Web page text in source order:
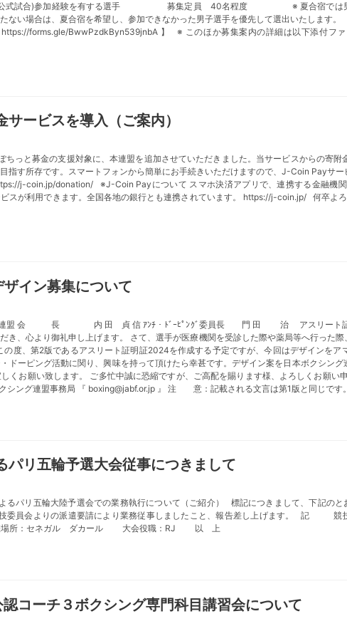
合)参加経験を有する選手 募集定員 40名程度 ※ 夏合宿では男子選手
たない場合は、夏合宿を希望し、参加できなかった男子選手を優先して選出いたし
forms.gle/BwwPzdkByn539jnbA 】 ※ このほか募集案内の詳細は以下添付
ービスを導入（ご案内）
っと募金の支援対象に、本連盟を追加させていただきました。当サービスからの寄附
指す所存です。スマートフォンから簡単にお手続きいただけますので、J-Coin Payサ
j-coin.jp/donation/ ※J-Coin Payについて スマホ決済アプリで、連携する金融機
スが利用できます。全国各地の銀行とも連携されています。 https://j-coin.jp/ 何卒よ
イン募集について
連盟 会 長 内 田 貞 信 ｱﾝﾁ・ﾄﾞｰﾋﾟﾝｸﾞ委員長 門 田 治 アスリート証明証
き、心より御礼申し上げます。 さて、選手が医療機関を受診した際や薬局等へ行った
度、第2版であるアスリート証明証2024を作成する予定ですが、今回はデザインをア
ドーピング活動に関り、興味を持って頂けたら幸甚です。デザイン案を日本ボクシン
くお願い致します。 ご多忙中誠に恐縮ですが、ご高配を賜ります様、よろしくお
ング連盟事務局 『 boxing@jabf.or.jp 』 注 意：記載される文言は第1版と同じで
パリ五輪予選大会従事につきまして
リ五輪大陸予選会での業務執行について（ご紹介） 標記につきまして、下記のと
技委員会よりの派遣要請により業務従事しましたこと、報告差し上げます。 記
場所：セネガル ダカール 大会役職：RJ 以 上
コーチ３ボクシング専門科目講習会について